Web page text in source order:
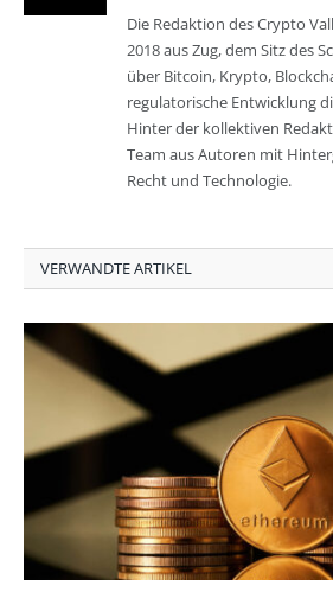
Die Redaktion des Crypto
2018 aus Zug, dem Sitz des
über Bitcoin, Krypto,
regulatorische Entwicklung
Hinter der kollektiven
Team aus Autoren mit
Recht und Technologie.
VERWANDTE ARTIKEL